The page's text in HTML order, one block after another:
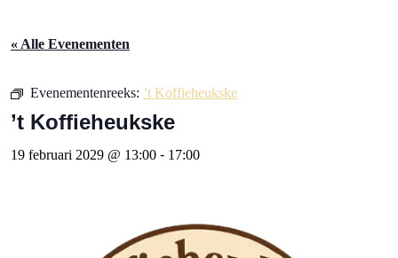
« Alle Evenementen
Evenementenreeks: ’t Koffieheukske
’t Koffieheukske
19 februari 2029 @ 13:00 - 17:00